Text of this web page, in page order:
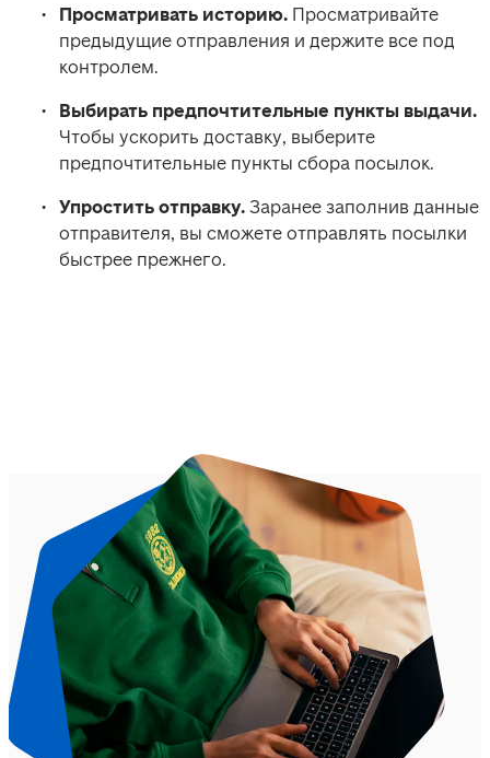
Просматривать историю. Просматривайте
предыдущие отправления и держите все под
контролем.
Выбирать предпочтительные пункты выдачи.
Чтобы ускорить доставку, выберите
предпочтительные пункты сбора посылок.
Упростить отправку. Заранее заполнив данные
отправителя, вы сможете отправлять посылки
быстрее прежнего.